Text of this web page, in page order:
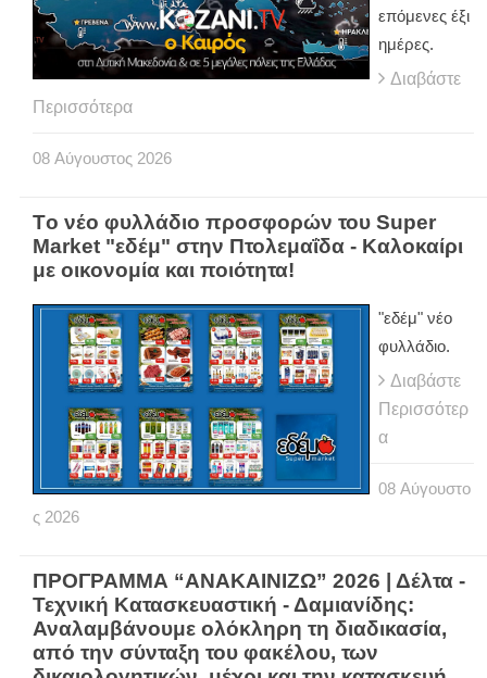
επόμενες έξι
ημέρες.
Διαβάστε
Περισσότερα
08 Αύγουστος 2026
Tο νέο φυλλάδιο προσφορών του Super
Market "εδέμ" στην Πτολεμαΐδα - Καλοκαίρι
με οικονομία και ποιότητα!
"εδέμ" νέο
φυλλάδιο.
Διαβάστε
Περισσότερ
α
08 Αύγουστο
ς 2026
ΠΡΟΓΡΑΜΜΑ “ΑΝΑΚΑΙΝΙΖΩ” 2026 | Δέλτα -
Τεχνική Κατασκευαστική - Δαμιανίδης:
Αναλαμβάνουμε ολόκληρη τη διαδικασία,
από την σύνταξη του φακέλου, των